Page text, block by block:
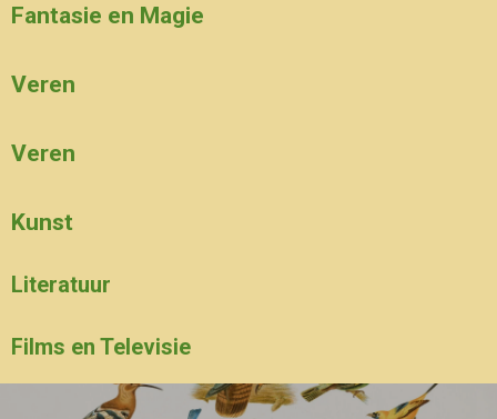
Fantasie en Magie
Veren
Veren
Kunst
Literatuur
Films en Televisie